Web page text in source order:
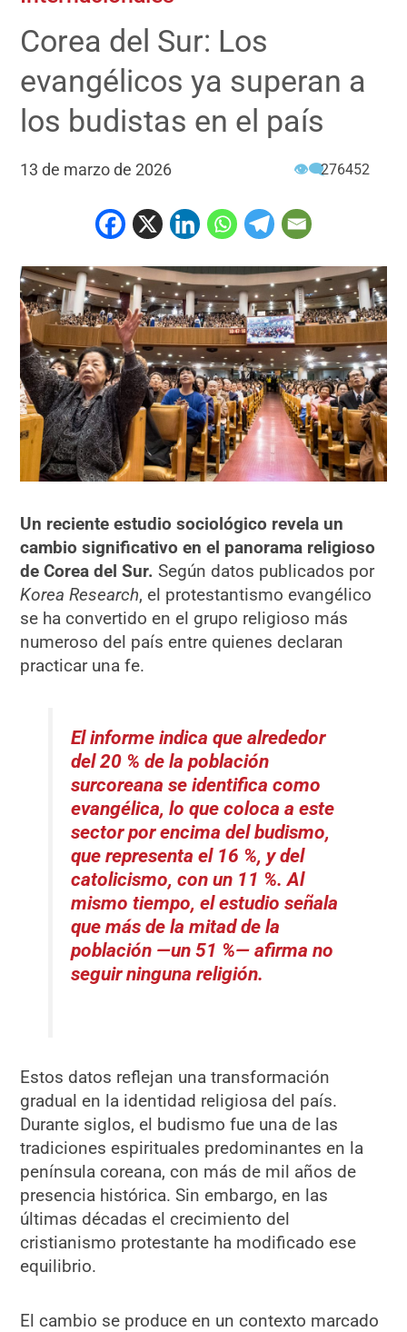
Corea del Sur: Los
evangélicos ya superan a
los budistas en el país
13 de marzo de 2026 👁‍🗨276452
Un reciente estudio sociológico revela un
cambio significativo en el panorama religioso
de Corea del Sur. Según datos publicados por
Korea Research, el protestantismo evangélico
se ha convertido en el grupo religioso más
numeroso del país entre quienes declaran
practicar una fe.
El informe indica que alrededor
del 20 % de la población
surcoreana se identifica como
evangélica, lo que coloca a este
sector por encima del budismo,
que representa el 16 %, y del
catolicismo, con un 11 %. Al
mismo tiempo, el estudio señala
que más de la mitad de la
población —un 51 %— afirma no
seguir ninguna religión.
Estos datos reflejan una transformación
gradual en la identidad religiosa del país.
Durante siglos, el budismo fue una de las
tradiciones espirituales predominantes en la
península coreana, con más de mil años de
presencia histórica. Sin embargo, en las
últimas décadas el crecimiento del
cristianismo protestante ha modificado ese
equilibrio.
El cambio se produce en un contexto marcado